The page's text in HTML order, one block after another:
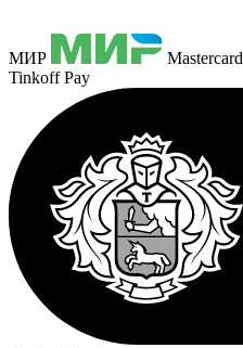
МИР Mastercard
Tinkoff Pay